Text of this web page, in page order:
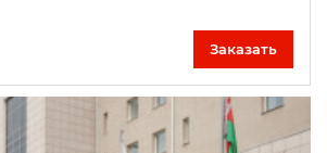
Заказать